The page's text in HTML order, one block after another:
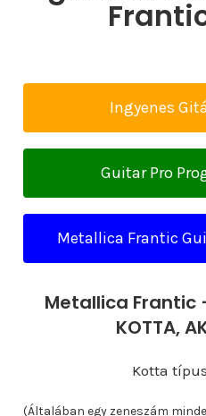
Ingyenes
Guitar Pro
Metallica Frantic
Metallica Frantic
KOTTA,
Kotta
(Általában egy zeneszám